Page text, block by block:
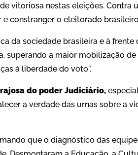
vitoriosa nestas eleições. Contra
constranger o eleitorado
da sociedade brasileira e à
superando a maior mobilização
à liberdade do voto”.
do poder Judiciário,
a verdade das urnas sobre a
que o diagnóstico das